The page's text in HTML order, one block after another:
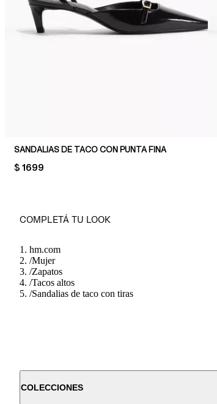
SANDALIAS DE TACO CON PUNTA FINA
PRICE:
$ 1699
COMPLETÁ TU LOOK
hm.com
/Mujer
/Zapatos
/Tacos altos
/Sandalias de taco con tiras
COLECCIONES